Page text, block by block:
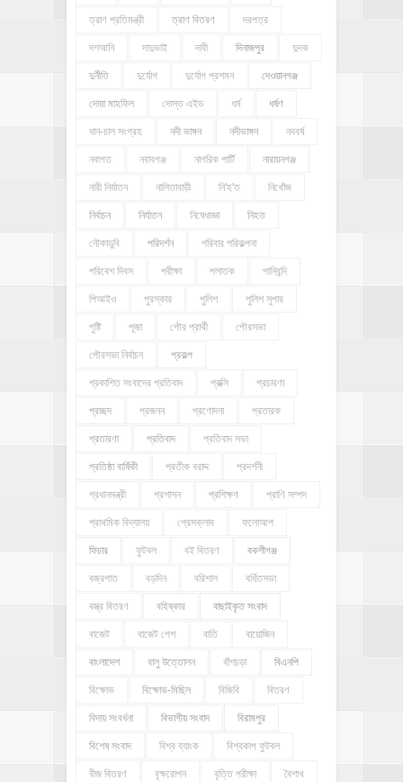
ত্রাণ প্রতিমন্ত্রী ত্রাণ বিতরণ দরপত্র
দশআনি দাদুভাই দাবী দিনাজপুর দুদক
দুর্নীতি দুর্যোগ দুর্যোগ প্রশমন দেওয়ানগঞ্জ
দোয়া মাহফিল দোস্ত এইড ধর্ম ধর্ষণ
ধান-চাল সংগ্রহ নদী ভাঙ্গন নদীভাঙ্গন নববর্ষ
নবাগত নবাবগঞ্জ নাগরিক পার্টি নারায়নগঞ্জ
নারী নির্যাতন নালিতাবাড়ী নি'হ'ত নিখোঁজ
নির্বাচন নির্যাতন নিষেধাজ্ঞা নিহত
নৌকাডুবি পরিদর্শন পরিবার পরিকল্পনা
পরিবেশ দিবস পরীক্ষা পলাতক পানিবন্দি
পিআইও পুরস্কার পুলিশ পুলিশ সুপার
পুষ্টি পূজা পৌর প্রার্থী পৌরসভা
পৌরসভা নির্বাচন প্রকল্প
প্রকাশিত সংবাদের প্রতিবাদ প্রক্সি প্রচারণা
প্রচ্ছদ প্রজনন প্রণোদনা প্রতারক
প্রতারণা প্রতিবাদ প্রতিবাদ সভা
প্রতিষ্ঠা বার্ষিকী প্রতীক বরাদ্দ প্রদর্শনী
প্রধানমন্ত্রী প্রশাসন প্রশিক্ষণ প্রাণি সম্পদ
প্রাথমিক বিদ্যালয় প্রেসক্লাব ফলোআপ
ফিচার ফুটবল বই বিতরণ বকশীগঞ্জ
বজ্রপাত বড়দিন বরিশাল বর্ধিতসভা
বস্ত্র বিতরণ বহিষ্কার বাছাইকৃত সংবাদ
বাজেট বাজেট পেশ বাতি বায়োজিন
বাংলাদেশ বালু উত্তোলন বাঁশচড়া বিএনপি
বিক্ষোভ বিক্ষোভ-মিছিল বিজিবি বিতরণ
বিদায় সংবর্ধনা বিভাগীয় সংবাদ বিরামপুর
বিশেষ সংবাদ বিশ্ব ব্যাংক বিশ্বকাপ ফুটবল
বীজ বিতরণ বৃক্ষরোপন বৃত্তি পরীক্ষা বৈশাখ